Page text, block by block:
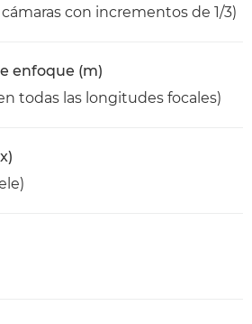
con incrementos de 1/3)
enfoque (m)
todas las longitudes focales)